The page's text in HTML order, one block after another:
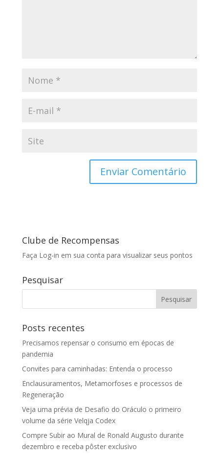
Clube de Recompensas
Faça Log-in em sua conta para visualizar seus pontos
Pesquisar
Posts recentes
Precisamos repensar o consumo em épocas de
pandemia
Convites para caminhadas: Entenda o processo
Enclausuramentos, Metamorfoses e processos de
Regeneração
Veja uma prévia de Desafio do Oráculo o primeiro
volume da série Velqja Codex
Compre Subir ao Mural de Ronald Augusto durante
dezembro e receba pôster exclusivo